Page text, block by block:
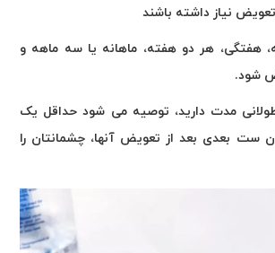
نیاز داشته باشند
هفتگی، هر دو هفته، ماهانه یا سه ماهه و
شود.
مدت دارید، توصیه می شود حداقل یک
ست بعدی بعد از تعویض آنها، چشمانتان را